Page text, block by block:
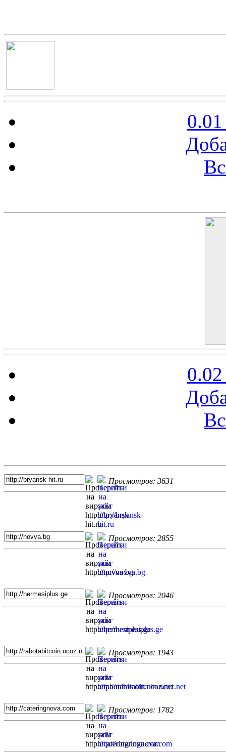
Просмотров: 3631
Просмотров: 2855
Просмотров: 2046
Просмотров: 1943
Просмотров: 1782